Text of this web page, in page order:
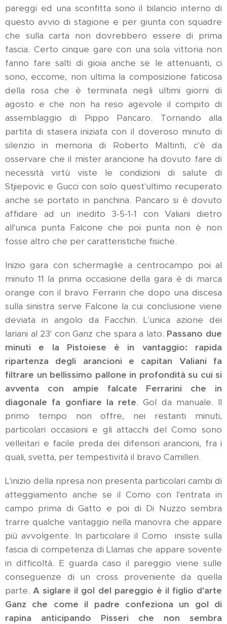
pareggi ed una sconfitta sono il bilancio interno di
questo avvio di stagione e per giunta con squadre
che sulla carta non dovrebbero essere di prima
fascia. Certo cinque gare con una sola vittoria non
fanno fare salti di gioia anche se le attenuanti, ci
sono, eccome, non ultima la composizione faticosa
della rosa che è terminata negli ultimi giorni di
agosto e che non ha reso agevole il compito di
assemblaggio di Pippo Pancaro. Tornando alla
partita di stasera iniziata con il doveroso minuto di
silenzio in memoria di Roberto Maltinti, c'è da
osservare che il mister arancione ha dovuto fare di
necessità virtù viste le condizioni di salute di
Stjiepovic e Gucci con solo quest'ultimo recuperato
anche se portato in panchina. Pancaro si è dovuto
affidare ad un inedito 3-5-1-1 con Valiani dietro
all'unica punta Falcone che poi punta non è non
fosse altro che per caratteristiche fisiche.
Inizio gara con schermaglie a centrocampo poi al
minuto 11 la prima occasione della gara è di marca
orange con il bravo Ferrarin che dopo una discesa
sulla sinistra serve Falcone la cui conclusione viene
deviata in angolo da Facchin. L'unica azione dei
lariani al 23' con Ganz che spara a lato. Passano due
minuti e la Pistoiese è in vantaggio: rapida
ripartenza degli arancioni e capitan Valiani fa
filtrare un bellissimo pallone in profondità su cui si
avventa con ampie falcate Ferrarini che in
diagonale fa gonfiare la rete. Gol da manuale. Il
primo tempo non offre, nei restanti minuti,
particolari occasioni e gli attacchi del Como sono
velleitari e facile preda dei difensori arancioni, fra i
quali, svetta, per tempestività il bravo Camilleri.
L'inizio della ripresa non presenta particolari cambi di
atteggiamento anche se il Como con l'entrata in
campo prima di Gatto e poi di Di Nuzzo sembra
trarre qualche vantaggio nella manovra che appare
più avvolgente. In particolare il Como insiste sulla
fascia di competenza di Llamas che appare sovente
in difficoltà. E guarda caso il pareggio viene sulle
conseguenze di un cross proveniente da quella
parte.A siglare il gol del pareggio è il figlio d'arte
Ganz che come il padre confeziona un gol di
rapina anticipando Pisseri che non sembra